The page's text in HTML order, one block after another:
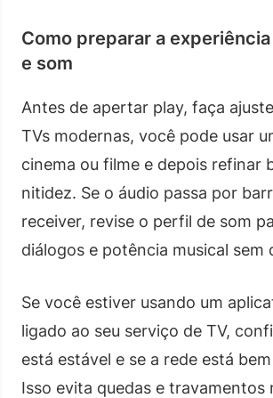
Como preparar a
e som
Antes de apertar play, faça
TVs modernas, você pode usar
cinema ou filme e depois refinar
nitidez. Se o áudio passa por
receiver, revise o perfil de som
diálogos e potência musical sem
Se você estiver usando um
ligado ao seu serviço de TV,
está estável e se a rede está
Isso evita quedas e travamentos